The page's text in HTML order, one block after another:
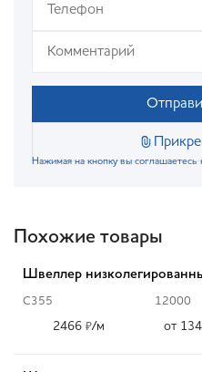
Нажимая на кнопку вы соглашаетесь
Похожие товары
Швеллер
С355 12000
2466 ₽/м от